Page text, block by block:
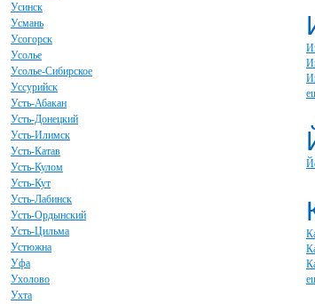
Усинск
Усмань
Усогорск
Усолье
Усолье-Сибирское
Уссурийск
Усть-Абакан
Усть-Донецкий
Усть-Илимск
Усть-Катав
Усть-Кулом
Усть-Кут
Усть-Лабинск
Усть-Ордынский
Усть-Цильма
Устюжна
Уфа
Ухолово
Ухта